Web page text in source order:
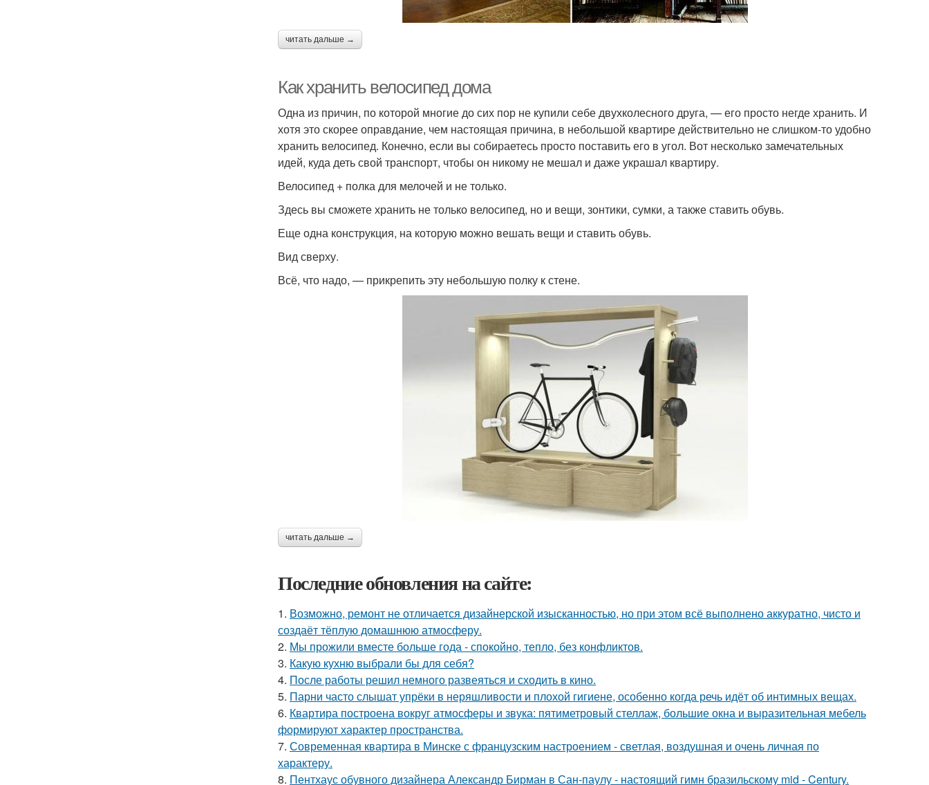
читать дальше →
Как хранить велосипед дома
Одна из причин, по которой многие до сих пор не купили себе двухколесного друга, — его просто негде хранить. И
хотя это скорее оправдание, чем настоящая причина, в небольшой квартире действительно не слишком-то удобно
хранить велосипед. Конечно, если вы собираетесь просто поставить его в угол. Вот несколько замечательных
идей, куда деть свой транспорт, чтобы он никому не мешал и даже украшал квартиру.
Велосипед + полка для мелочей и не только.
Здесь вы сможете хранить не только велосипед, но и вещи, зонтики, сумки, а также ставить обувь.
Еще одна конструкция, на которую можно вешать вещи и ставить обувь.
Вид сверху.
Всё, что надо, — прикрепить эту небольшую полку к стене.
читать дальше →
Последние обновления на сайте:
1. Возможно, ремонт не отличается дизайнерской изысканностью, но при этом всё выполнено аккуратно, чисто и
создаёт тёплую домашнюю атмосферу.
2. Мы прожили вместе больше года - спокойно, тепло, без конфликтов.
3. Какую кухню выбрали бы для себя?
4. После работы решил немного развеяться и сходить в кино.
5. Парни часто слышат упрёки в неряшливости и плохой гигиене, особенно когда речь идёт об интимных вещах.
6. Квартира построена вокруг атмосферы и звука: пятиметровый стеллаж, большие окна и выразительная мебель
формируют характер пространства.
7. Современная квартира в Минске с французским настроением - светлая, воздушная и очень личная по
характеру.
8. Пентхаус обувного дизайнера Александр Бирман в Сан-паулу - настоящий гимн бразильскому mid - Century.